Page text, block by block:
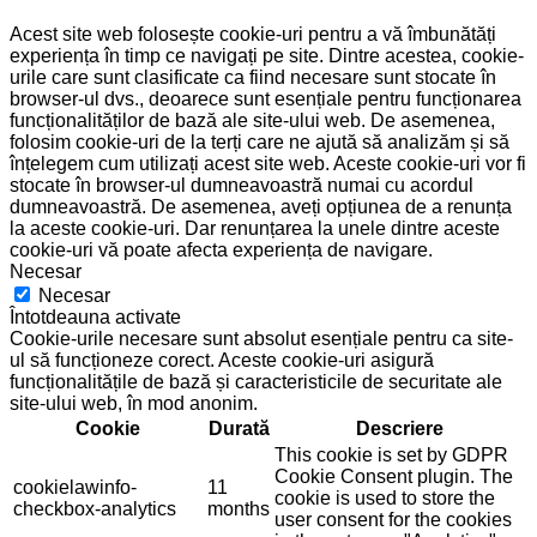
Acest site web folosește cookie-uri pentru a vă îmbunătăți
experiența în timp ce navigați pe site. Dintre acestea, cookie-
urile care sunt clasificate ca fiind necesare sunt stocate în
browser-ul dvs., deoarece sunt esențiale pentru funcționarea
funcționalităților de bază ale site-ului web. De asemenea,
folosim cookie-uri de la terți care ne ajută să analizăm și să
înțelegem cum utilizați acest site web. Aceste cookie-uri vor fi
stocate în browser-ul dumneavoastră numai cu acordul
dumneavoastră. De asemenea, aveți opțiunea de a renunța
la aceste cookie-uri. Dar renunțarea la unele dintre aceste
cookie-uri vă poate afecta experiența de navigare.
Necesar
Necesar
Întotdeauna activate
Cookie-urile necesare sunt absolut esențiale pentru ca site-
ul să funcționeze corect. Aceste cookie-uri asigură
funcționalitățile de bază și caracteristicile de securitate ale
site-ului web, în mod anonim.
Cookie
Durată Descriere
cookielawinfo-
checkbox-analytics
11
months
This cookie is set by GDPR
Cookie Consent plugin. The
cookie is used to store the
user consent for the cookies